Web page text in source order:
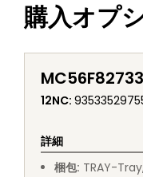
購入オプ
12NC:
詳細
梱包: TRAY-